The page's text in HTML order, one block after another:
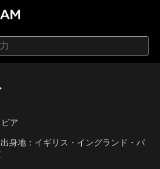
ア
出身地：イギリス・イングランド・バ